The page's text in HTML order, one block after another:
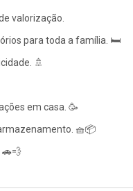
valorização.
para toda a família. 🛏️
🚿
em casa. 🥳
🧺📦